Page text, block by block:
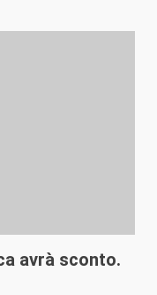
avrà sconto.